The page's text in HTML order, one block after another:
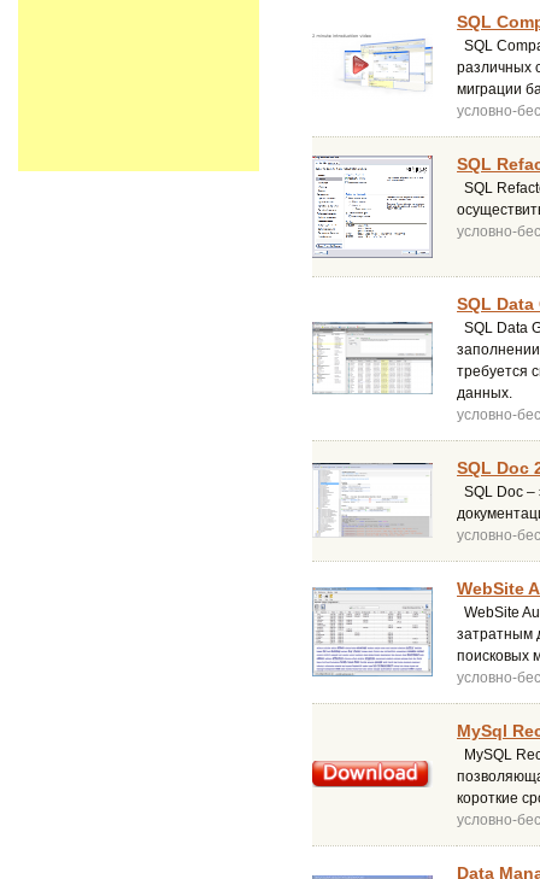
SQL
SQL
различных
миграции
условно-
SQL
SQL
условно-
SQL Data
SQL Data
требуется
данных.
условно-
SQL Doc
SQL Doc –
условно-
WebSite
WebSite
затратным
поисковых
условно-
MySql
MySQL
короткие
условно-
Data